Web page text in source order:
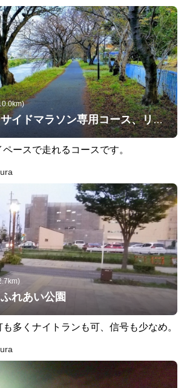
馬込川リバーサイドマラソン専用コース、リバチー
ースで走れるコースです。
れあい公園
多くナイトランも可、信号も少なめ。